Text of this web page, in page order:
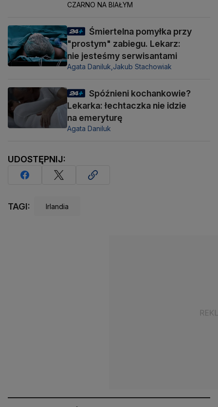
CZARNO NA BIAŁYM
Śmiertelna pomyłka przy
"prostym" zabiegu. Lekarz:
nie jesteśmy serwisantami
Agata Daniluk, Jakub Stachowiak
Spóźnieni kochankowie?
Lekarka: łechtaczka nie idzie
na emeryturę
Agata Daniluk
UDOSTĘPNIJ:
TAGI: Irlandia